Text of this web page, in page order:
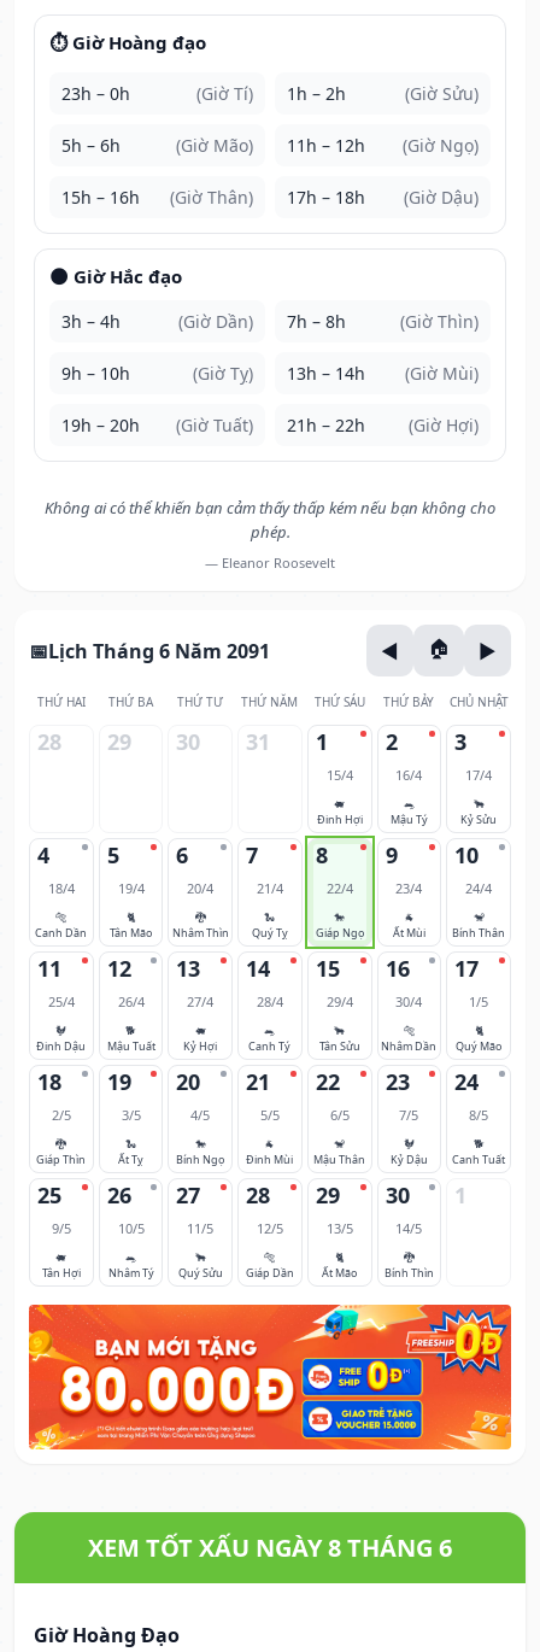
⏱️ Giờ Hoàng đạo
23h – 0h (Giờ Tí) 1h – 2h (Giờ Sửu)
5h – 6h (Giờ Mão) 11h – 12h (Giờ Ngọ)
15h – 16h (Giờ Thân) 17h – 18h (Giờ Dậu)
🌑 Giờ Hắc đạo
3h – 4h (Giờ Dần) 7h – 8h (Giờ Thìn)
9h – 10h (Giờ Tỵ) 13h – 14h (Giờ Mùi)
19h – 20h (Giờ Tuất) 21h – 22h (Giờ Hợi)
Không ai có thể khiến bạn cảm thấy thấp kém nếu bạn không cho
phép.
— Eleanor Roosevelt
Lịch Tháng 6 Năm 2091
THỨ HAI THỨ BA THỨ TƯ THỨ NĂM THỨ SÁU THỨ BẢY CHỦ NHẬT
28 29 30 31 1
15/4
🐖
Đinh Hợi
2
16/4
🐀
Mậu Tý
3
17/4
🐂
Kỷ Sửu
4
18/4
🐅
Canh Dần
5
19/4
🐈
Tân Mão
6
20/4
🐉
Nhâm Thìn
7
21/4
🐍
Quý Tỵ
8
22/4
🐎
Giáp Ngọ
9
23/4
🐐
Ất Mùi
10
24/4
🐒
Bính Thân
11
25/4
🐓
Đinh Dậu
12
26/4
🐕
Mậu Tuất
13
27/4
🐖
Kỷ Hợi
14
28/4
🐀
Canh Tý
15
29/4
🐂
Tân Sửu
16
30/4
🐅
Nhâm Dần
17
1/5
🐈
Quý Mão
18
2/5
🐉
Giáp Thìn
19
3/5
🐍
Ất Tỵ
20
4/5
🐎
Bính Ngọ
21
5/5
🐐
Đinh Mùi
22
6/5
🐒
Mậu Thân
23
7/5
🐓
Kỷ Dậu
24
8/5
🐕
Canh Tuất
25
9/5
🐖
Tân Hợi
26
10/5
🐀
Nhâm Tý
27
11/5
🐂
Quý Sửu
28
12/5
🐅
Giáp Dần
29
13/5
🐈
Ất Mão
30
14/5
🐉
Bính Thìn
1
XEM TỐT XẤU NGÀY 8 THÁNG 6
Giờ Hoàng Đạo